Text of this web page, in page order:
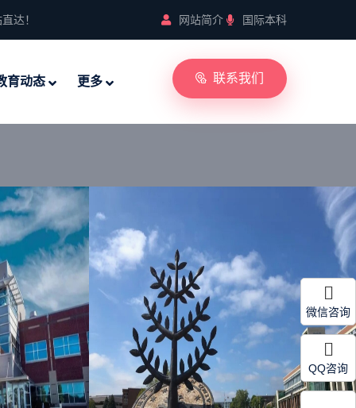
达！ 网站简介 国际本科
育动态 更多 联系我们
微信咨询
QQ咨询